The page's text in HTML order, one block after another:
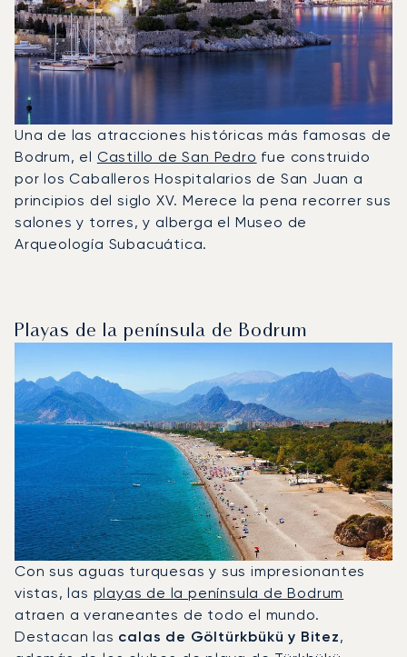
Una de las atracciones históricas más famosas de
Bodrum, el Castillo de San Pedro fue construido
por los Caballeros Hospitalarios de San Juan a
principios del siglo XV. Merece la pena recorrer sus
salones y torres, y alberga el Museo de
Arqueología Subacuática.
Playas de la península de Bodrum
Con sus aguas turquesas y sus impresionantes
vistas, las playas de la península de Bodrum
atraen a veraneantes de todo el mundo.
Destacan las calas de Göltürkbükü y Bitez,